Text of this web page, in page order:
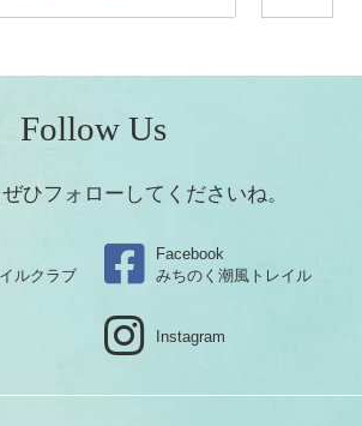
Follow Us
ひフォローしてくださいね。
ルクラブ
Facebook
みちのく潮風トレイル
Instagram